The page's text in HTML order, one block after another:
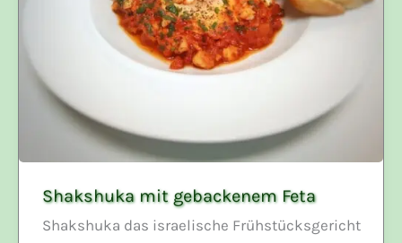
Shakshuka mit gebackenem Feta
Shakshuka das israelische Frühstücksgericht